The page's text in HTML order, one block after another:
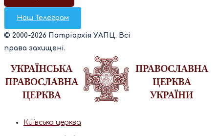
Наш Телеграм
© 2000-2026 Патріархія УАПЦ. Всі
права захищені.
Київська церква